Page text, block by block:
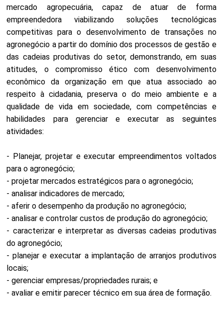
mercado agropecuária, capaz de atuar de forma
empreendedora viabilizando soluções tecnológicas
competitivas para o desenvolvimento de transações no
agronegócio a partir do domínio dos processos de gestão e
das cadeias produtivas do setor, demonstrando, em suas
atitudes, o compromisso ético com desenvolvimento
econômico da organização em que atua associado ao
respeito à cidadania, preserva o do meio ambiente e a
qualidade de vida em sociedade, com competências e
habilidades para gerenciar e executar as seguintes
atividades:
- Planejar, projetar e executar empreendimentos voltados
para o agronegócio;
- projetar mercados estratégicos para o agronegócio;
- analisar indicadores de mercado;
- aferir o desempenho da produção no agronegócio;
- analisar e controlar custos de produção do agronegócio;
- caracterizar e interpretar as diversas cadeias produtivas
do agronegócio;
- planejar e executar a implantação de arranjos produtivos
locais;
- gerenciar empresas/propriedades rurais; e
- avaliar e emitir parecer técnico em sua área de formação.